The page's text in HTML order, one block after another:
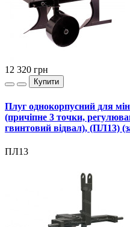
12 320 грн
Купити
Плуг однокорпусний для
(причіпне 3 точки,
гвинтовий відвал), (ПЛ13)
ПЛ13